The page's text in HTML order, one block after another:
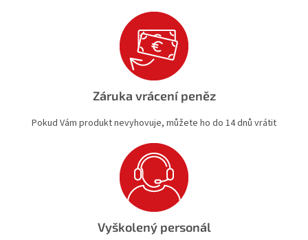
Záruka vrácení peněz
Pokud Vám produkt nevyhovuje, můžete ho do 14 dnů vrátit
Vyškolený personál